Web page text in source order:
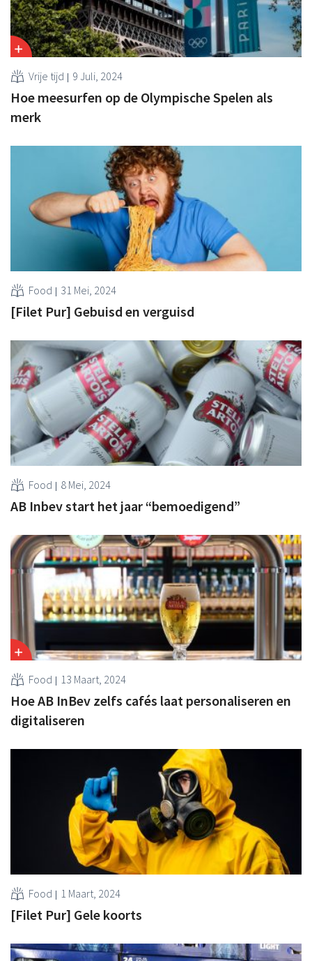
Vrije tijd 9 Juli, 2024
Hoe meesurfen op de Olympische Spelen als
merk
Food 31 Mei, 2024
[Filet Pur] Gebuisd en verguisd
Food 8 Mei, 2024
AB Inbev start het jaar “bemoedigend”
Food 13 Maart, 2024
Hoe AB InBev zelfs cafés laat personaliseren en
digitaliseren
Food 1 Maart, 2024
[Filet Pur] Gele koorts